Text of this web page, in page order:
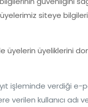
siteye
üyelerin üyeliklerini
işleminde verdiği e-
verilen kullanıcı adı